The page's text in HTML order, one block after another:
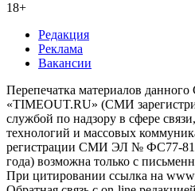
18+
Редакция
Реклама
Вакансии
Перепечатка материалов данного
«TIMEOUT.RU» (СМИ
службой по надзору в сфере
технологий и массовых
регистрации СМИ ЭЛ № ФС77-
года) возможна только с
При цитировании ссылка на